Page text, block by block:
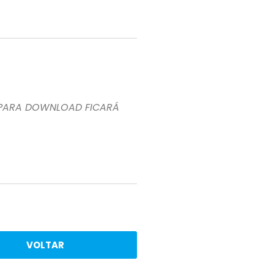
DOWNLOAD FICARÁ
VOLTAR